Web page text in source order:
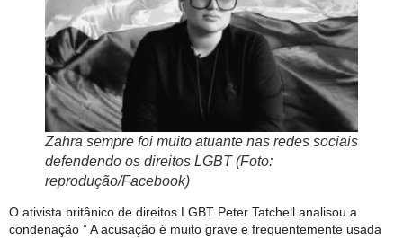
Zahra sempre foi muito atuante nas redes sociais
defendendo os direitos LGBT (Foto:
reprodução/Facebook)
O ativista britânico de direitos LGBT Peter Tatchell analisou a
condenação ” A acusação é muito grave e frequentemente usada